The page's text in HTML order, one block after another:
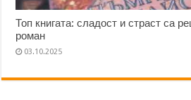
Топ книгата: сладост и страст са
роман
03.10.2025